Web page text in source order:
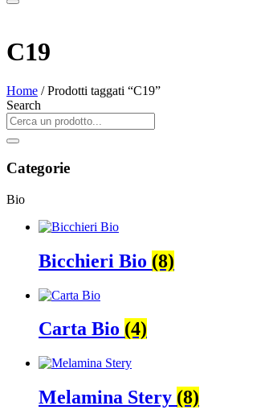
C19
Home / Prodotti taggati “C19”
Search
Categorie
Bio
Bicchieri Bio (8)
Carta Bio (4)
Melamina Stery (8)